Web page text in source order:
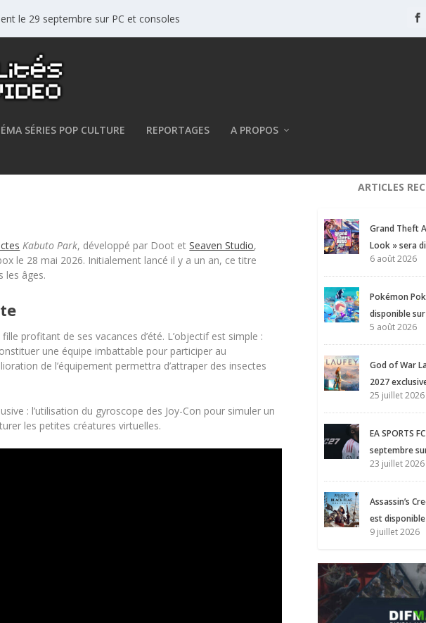
le 29 septembre sur PC et consoles
SÉRIES POP CULTURE REPORTAGES A PROPOS
Kabuto Park, développé par Doot etSeaven Studio,
le 28 mai 2026. Initialement lancé il y a un an, ce titre
les âges.
profitant de ses vacances d’été. L’objectif est simple :
une équipe imbattable pour participer au
de l’équipement permettra d’attraper des insectes
: l’utilisation du gyroscope des Joy-Con pour simuler un
les petites créatures virtuelles.
ARTICLES
Grand Theft
Look » sera
6 août 2026
Pokémon
disponible
5 août 2026
God of War
2027
25 juillet 2026
EA SPORTS
septembre
23 juillet 2026
Assassin’s
est disponible
9 juillet 2026